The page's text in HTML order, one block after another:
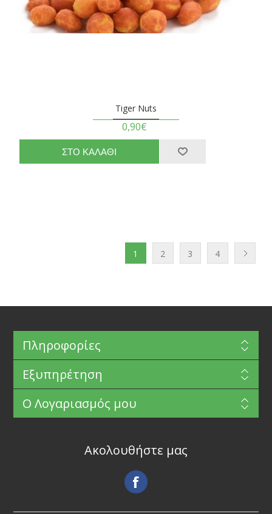
Tiger Nuts
0,90€
1 2 3 4
Πληροφορίες
Εξυπηρέτηση
Ο Λογαριασμός μου
Ακολουθήστε μας